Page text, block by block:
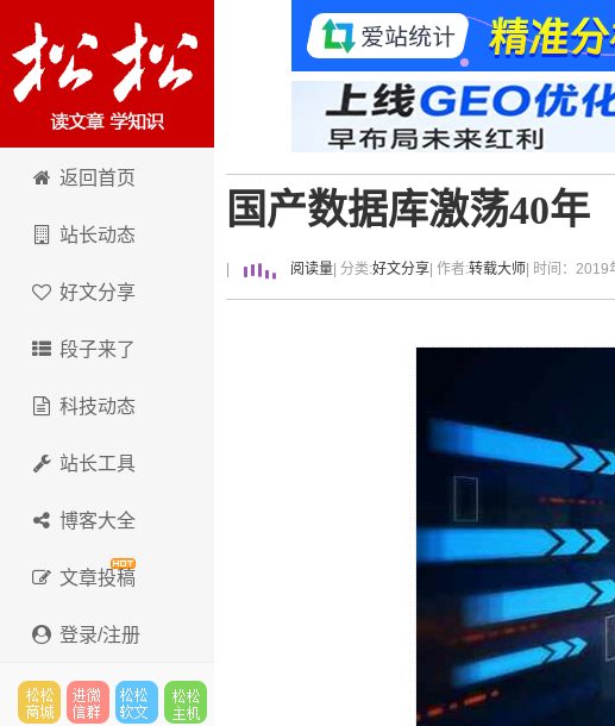
卢松松博客
返回首页
站长动态
好文分享
段子来了
科技动态
站长工具
博客大全
文章投稿
登录/注册
国产数据库激荡40年
阅读量 | 分类:好文分享 | 作者:转载大师 | 时间：